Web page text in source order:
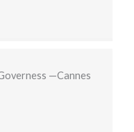
—Cannes